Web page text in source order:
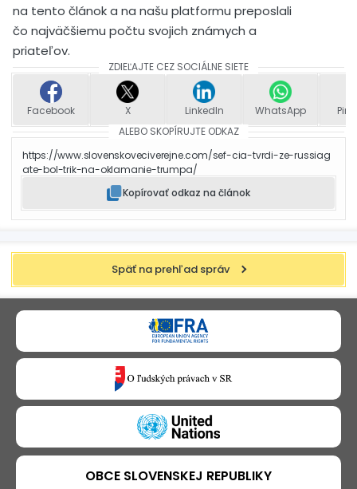
na tento článok a na našu platformu preposlali
čo najväčšiemu počtu svojich známych a
priateľov.
ZDIEĽAJTE CEZ SOCIÁLNE SIETE
Facebook X LinkedIn WhatsApp
ALEBO SKOPÍRUJTE ODKAZ
https://www.slovenskoveciverejne.com/sef-cia-tvrdi-ze-russiag
ate-bol-trik-na-oklamanie-trumpa/
Kopírovať odkaz na článok
Späť na prehľad správ
OBCE SLOVENSKEJ REPUBLIKY